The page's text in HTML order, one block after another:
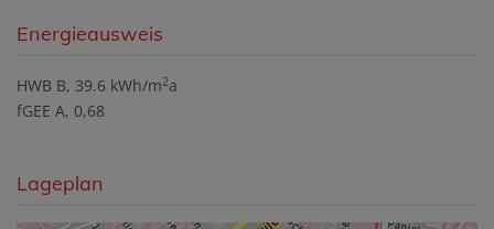
Energieausweis
HWB B, 39.6 kWh/m2a
fGEE A, 0,68
Lageplan